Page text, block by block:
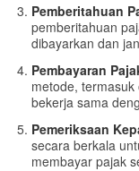
Pemberitahuan
pemberitahuan
dibayarkan dan
Pembayaran
metode,
bekerja sama
Pemeriksaan
secara berkala
membayar pajak